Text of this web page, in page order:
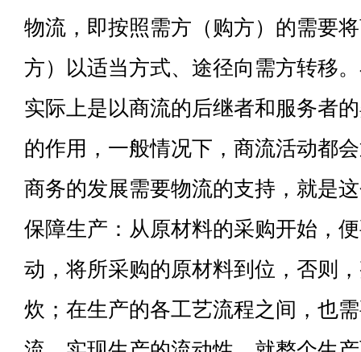
物流，即按照需方（购方）的需要
方）以适当方式、途径向需方转移
实际上是以商流的后继者和服务者
的作用，一般情况下，商流活动都
商务的发展需要物流的支持，就是
保障生产：从原材料的采购开始，
动，将所采购的原材料到位，否则
炊；在生产的各工艺流程之间，也